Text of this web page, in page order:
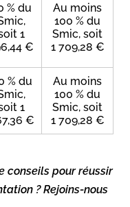
% du
1
€
Au moins
100 % du
Smic, soit
1 709,28 €
% du
1
€
Au moins
100 % du
Smic, soit
1 709,28 €
conseils pour réussir
? Rejoins-nous